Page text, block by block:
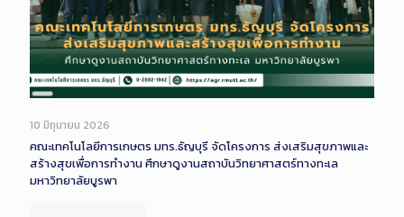
Long
Description
10 มิถุนายน 2026
คณะเทคโนโลยีการเกษตร มทร.ธัญบุรี จัดโครงการ ส่งเสริมสุขภาพและ
สร้างสุขเพื่อการทำงาน ศึกษาดูงานสถาบันวิทยาศาสตร์ทางทะเล
มหาวิทยาลัยบูรพา